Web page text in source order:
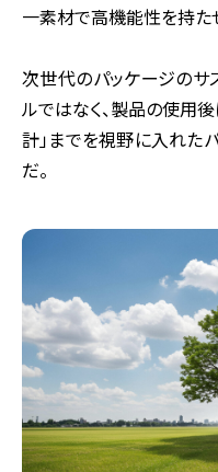
一素材で高機能性を持た
次世代のパッケージのサ
ルではなく、製品の使用
計」までを視野に入れた
だ。